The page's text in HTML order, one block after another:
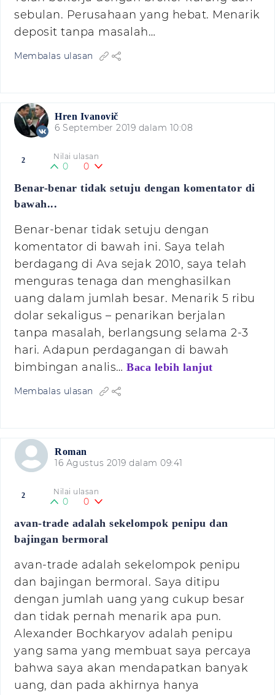
sebulan. Perusahaan yang hebat. Menarik
deposit tanpa masalah…
Membalas ulasan
Hren Ivanovič
6 September 2019 dalam 10:08
2 Nilai ulasan
0 0
Benar-benar tidak setuju dengan komentator di
bawah...
Benar-benar tidak setuju dengan
komentator di bawah ini. Saya telah
berdagang di Ava sejak 2010, saya telah
menguras tenaga dan menghasilkan
uang dalam jumlah besar. Menarik 5 ribu
dolar sekaligus – penarikan berjalan
tanpa masalah, berlangsung selama 2-3
hari. Adapun perdagangan di bawah
bimbingan analis… Baca lebih lanjut
Membalas ulasan
Roman
16 Agustus 2019 dalam 09:41
2 Nilai ulasan
0 0
avan-trade adalah sekelompok penipu dan
bajingan bermoral
avan-trade adalah sekelompok penipu
dan bajingan bermoral. Saya ditipu
dengan jumlah uang yang cukup besar
dan tidak pernah menarik apa pun.
Alexander Bochkaryov adalah penipu
yang sama yang membuat saya percaya
bahwa saya akan mendapatkan banyak
uang, dan pada akhirnya hanya